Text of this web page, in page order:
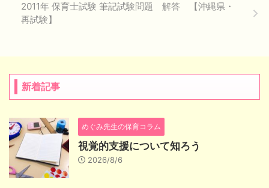
2011年 保育士試験 筆記試験問題 解答 【沖縄県・
再試験】
新着記事
めぐみ先生の保育コラム
視覚的支援について知ろう
2026/8/6